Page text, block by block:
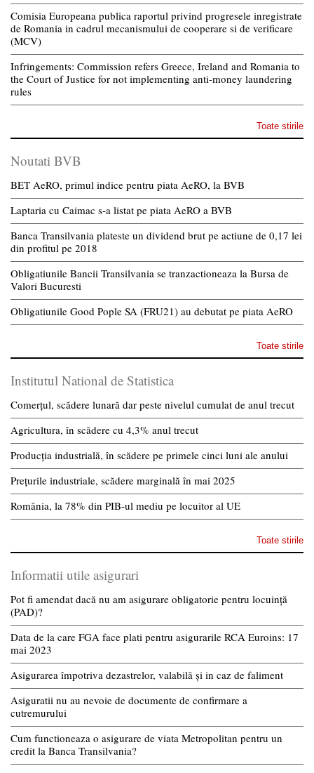
Comisia Europeana publica raportul privind progresele inregistrate
de Romania in cadrul mecanismului de cooperare si de verificare
(MCV)
Infringements: Commission refers Greece, Ireland and Romania to
the Court of Justice for not implementing anti-money laundering
rules
Toate stirile
Noutati BVB
BET AeRO, primul indice pentru piata AeRO, la BVB
Laptaria cu Caimac s-a listat pe piata AeRO a BVB
Banca Transilvania plateste un dividend brut pe actiune de 0,17 lei
din profitul pe 2018
Obligatiunile Bancii Transilvania se tranzactioneaza la Bursa de
Valori Bucuresti
Obligatiunile Good Pople SA (FRU21) au debutat pe piata AeRO
Toate stirile
Institutul National de Statistica
Comerțul, scădere lunară dar peste nivelul cumulat de anul trecut
Agricultura, în scădere cu 4,3% anul trecut
Producția industrială, în scădere pe primele cinci luni ale anului
Prețurile industriale, scădere marginală în mai 2025
România, la 78% din PIB-ul mediu pe locuitor al UE
Toate stirile
Informatii utile asigurari
Pot fi amendat dacă nu am asigurare obligatorie pentru locuință
(PAD)?
Data de la care FGA face plati pentru asigurarile RCA Euroins: 17
mai 2023
Asigurarea împotriva dezastrelor, valabilă și in caz de faliment
Asiguratii nu au nevoie de documente de confirmare a
cutremurului
Cum functioneaza o asigurare de viata Metropolitan pentru un
credit la Banca Transilvania?